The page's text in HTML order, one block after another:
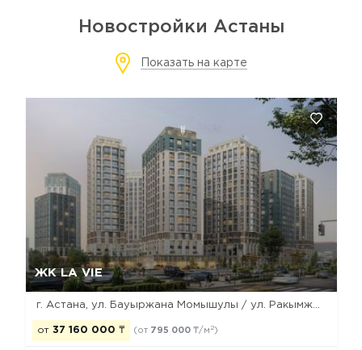
Новостройки Астаны
Показать на карте
ЖК LA VIE
от 37 160 000 ₸ (от 795 000 ₸/м 2)
Да, удалить Отмена